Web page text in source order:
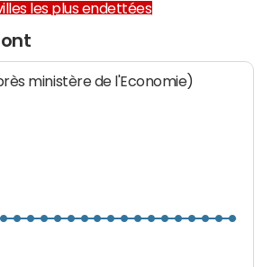
les plus endettées
ministère de l'Economie)